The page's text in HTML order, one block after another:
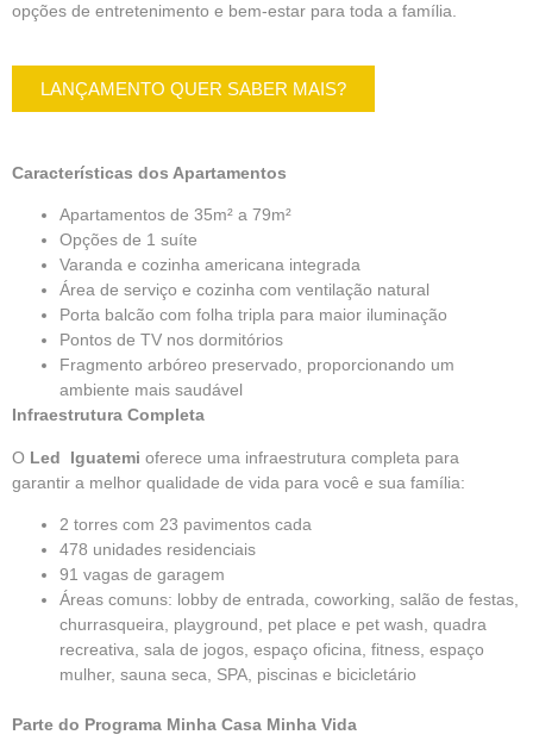
opções de entretenimento e bem-estar para toda a família.
LANÇAMENTO QUER SABER MAIS?
Características dos Apartamentos
Apartamentos de 35m² a 79m²
Opções de 1 suíte
Varanda e cozinha americana integrada
Área de serviço e cozinha com ventilação natural
Porta balcão com folha tripla para maior iluminação
Pontos de TV nos dormitórios
Fragmento arbóreo preservado, proporcionando um
ambiente mais saudável
Infraestrutura Completa
O Led Iguatemi oferece uma infraestrutura completa para
garantir a melhor qualidade de vida para você e sua família:
2 torres com 23 pavimentos cada
478 unidades residenciais
91 vagas de garagem
Áreas comuns: lobby de entrada, coworking, salão de festas,
churrasqueira, playground, pet place e pet wash, quadra
recreativa, sala de jogos, espaço oficina, fitness, espaço
mulher, sauna seca, SPA, piscinas e bicicletário
Parte do Programa Minha Casa Minha Vida